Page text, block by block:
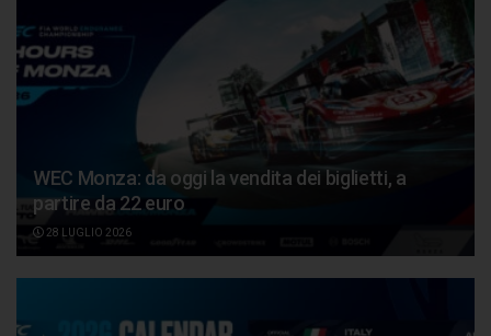
WEC Monza: da oggi la vendita dei biglietti, a
partire da 22 euro
28 LUGLIO 2026